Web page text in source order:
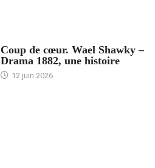
Coup de cœur. Wael Shawky –
Drama 1882, une histoire
12 juin 2026